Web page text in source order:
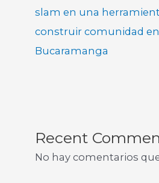
slam en una
construir comunidad en
Bucaramanga
Recent
No hay comentarios